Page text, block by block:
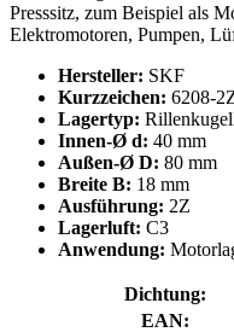
Presssitz, zum Beispiel als
Elektromotoren, Pumpen,
Hersteller: SKF
Kurzzeichen: 6208-
Lagertyp:
Innen-Ø d: 40 mm
Außen-Ø D: 80 mm
Breite B: 18 mm
Ausführung: 2Z
Lagerluft: C3
Anwendung:
Dichtung:
EAN: